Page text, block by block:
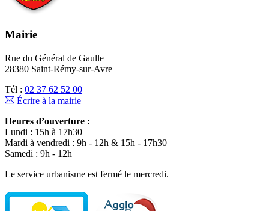
Mairie
Rue du Général de Gaulle
28380 Saint-Rémy-sur-Avre
Tél : 02 37 62 52 00
Écrire à la mairie
Heures d’ouverture :
Lundi : 15h à 17h30
Mardi à vendredi : 9h - 12h & 15h - 17h30
Samedi : 9h - 12h
Le service urbanisme est fermé le mercredi.